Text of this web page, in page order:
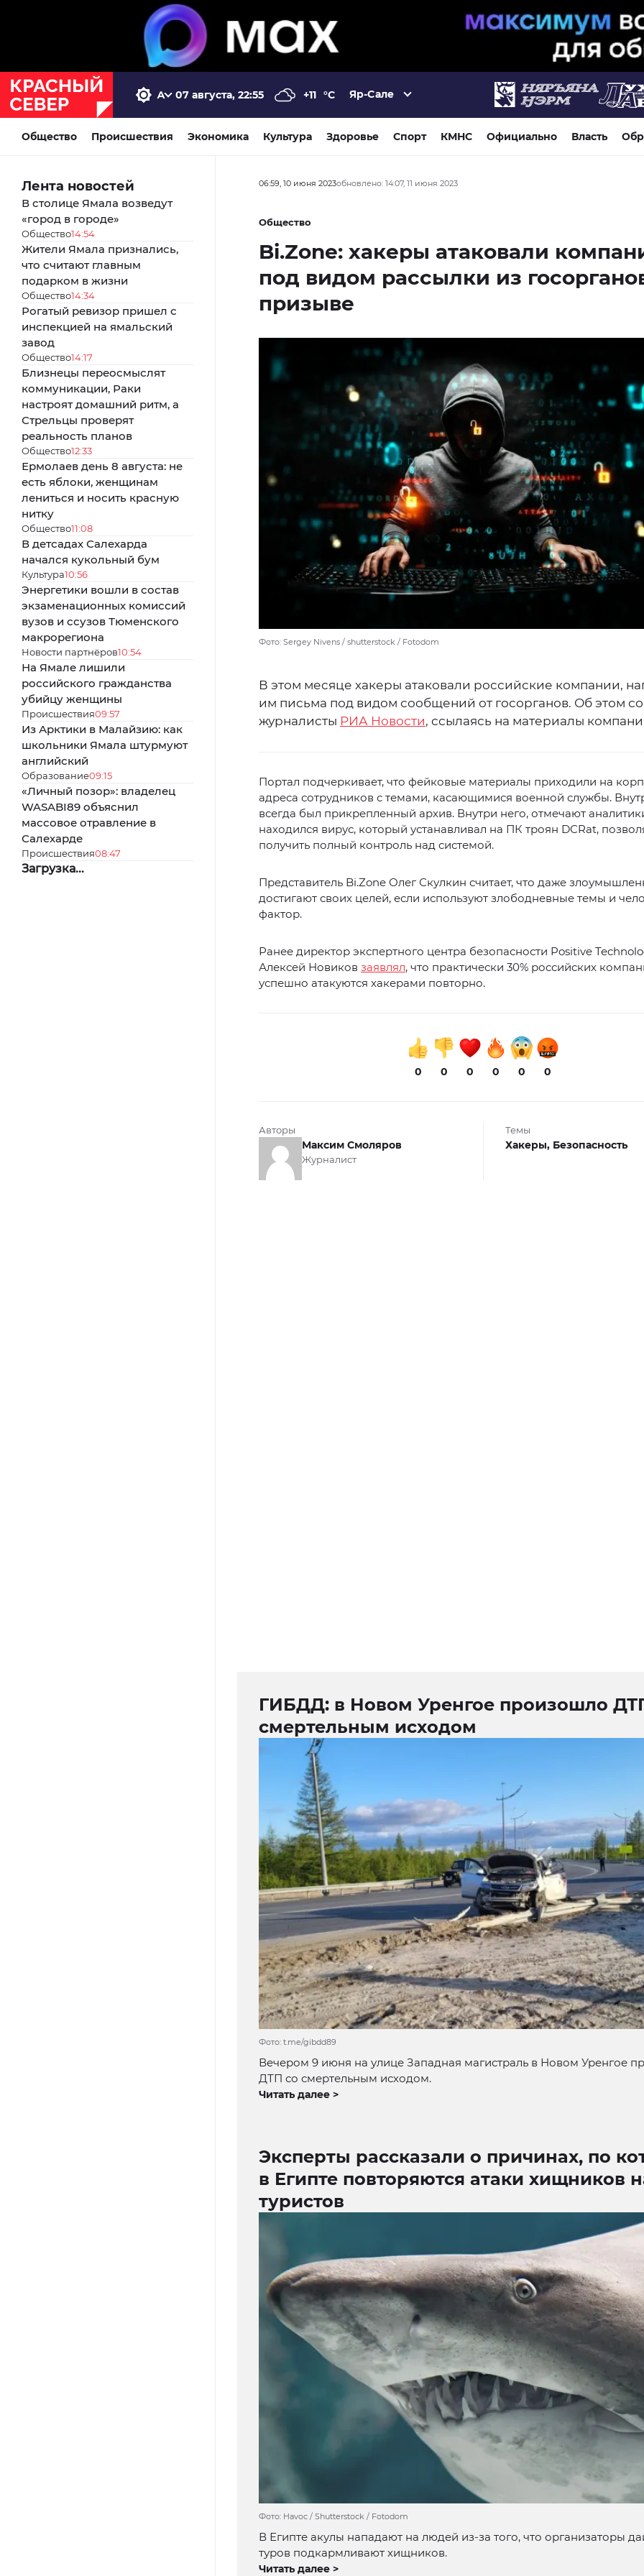
07 августа, 22:55 +11 °C Яр-Сале
Общество Происшествия Экономика Культура Здоровье Спорт КМНС Официально Власть
Лента новостей
В столице Ямала возведут
«город в городе»
Общество14:54
Жители Ямала признались,
что считают главным
подарком в жизни
Общество14:34
Рогатый ревизор пришел с
инспекцией на ямальский
завод
Общество14:17
Близнецы переосмыслят
коммуникации, Раки
настроят домашний ритм, а
Стрельцы проверят
реальность планов
Общество12:33
Ермолаев день 8 августа: не
есть яблоки, женщинам
лениться и носить красную
нитку
Общество11:08
В детсадах Салехарда
начался кукольный бум
Культура10:56
Энергетики вошли в состав
экзаменационных комиссий
вузов и ссузов Тюменского
макрорегиона
Новости партнёров10:54
На Ямале лишили
российского гражданства
убийцу женщины
Происшествия09:57
Из Арктики в Малайзию: как
школьники Ямала штурмуют
английский
Образование09:15
«Личный позор»: владелец
WASABI89 объяснил
массовое отравление в
Салехарде
Происшествия08:47
Загрузка...
06:59, 10 июня 2023обновлено: 14:07, 11 июня 2023
Общество
Bi.Zone: хакеры атаковали
под видом рассылки из
призыве
Фото: Sergey Nivens / shutterstock / Fotodom
В этом месяце хакеры атаковали российские компании,
им письма под видом сообщений от госорганов. Об этом
журналисты РИА Новости, ссылаясь на материалы
Портал подчеркивает, что фейковые материалы приходили на
адреса сотрудников с темами, касающимися военной службы.
всегда был прикрепленный архив. Внутри него, отмечают
находился вирус, который устанавливал на ПК троян DCRat,
получить полный контроль над системой.
Представитель Bi.Zone Олег Скулкин считает, что даже
достигают своих целей, если используют злободневные темы и
фактор.
Ранее директор экспертного центра безопасности Positive
Алексей Новиков заявлял, что практически 30% российских
успешно атакуются хакерами повторно.
0 0 0 0 0 0
Авторы
Максим Смоляров
Журналист
Темы
Хакеры, Безопасность
ГИБДД: в Новом Уренгое произошло
смертельным исходом
Фото: t.me/gibdd89
Вечером 9 июня на улице Западная магистраль в Новом Уренгое
ДТП со смертельным исходом.
Читать далее >
Эксперты рассказали о причинах, по
в Египте повторяются атаки хищников
туристов
Фото: Havoc / Shutterstock / Fotodom
В Египте акулы нападают на людей из-за того, что организаторы
туров подкармливают хищников.
Читать далее >